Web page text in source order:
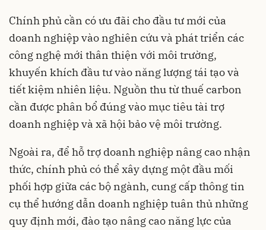
Chính phủ cần có ưu đãi cho đầu tư mới của
doanh nghiệp vào nghiên cứu và phát triển các
công nghệ mới thân thiện với môi trường,
khuyến khích đầu tư vào năng lượng tái tạo và
tiết kiệm nhiên liệu. Nguồn thu từ thuế carbon
cần được phân bổ đúng vào mục tiêu tài trợ
doanh nghiệp và xã hội bảo vệ môi trường.
Ngoài ra, để hỗ trợ doanh nghiệp nâng cao nhận
thức, chính phủ có thể xây dựng một đầu mối
phối hợp giữa các bộ ngành, cung cấp thông tin
cụ thể hướng dẫn doanh nghiệp tuân thủ những
quy định mới, đào tạo nâng cao năng lực của